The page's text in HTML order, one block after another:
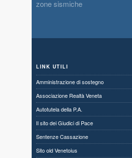
zone sismiche
LINK UTILI
Amministrazione di sostegno
Associazione Realtà Veneta
Autotutela della P.A.
Il sito dei Giudici di Pace
Sentenze Cassazione
Sito old Venetoius